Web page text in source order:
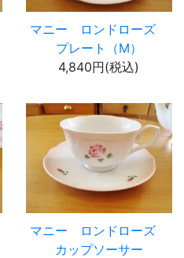
マニー ロンドローズ
プレート（M）
4,840円(税込)
マニー ロンドローズ
カップソーサー